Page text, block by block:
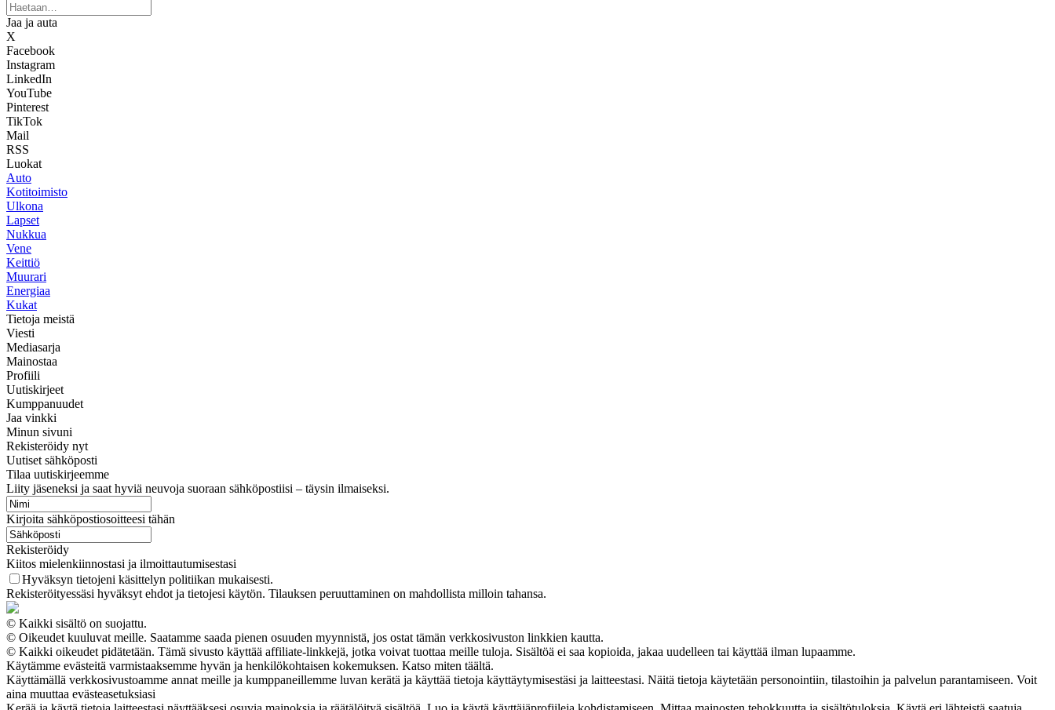
Jaa ja auta
X
Facebook
Instagram
LinkedIn
YouTube
Pinterest
TikTok
Mail
RSS
Luokat
Auto
Kotitoimisto
Ulkona
Lapset
Nukkua
Vene
Keittiö
Muurari
Energiaa
Kukat
Tietoja meistä
Viesti
Mediasarja
Mainostaa
Profiili
Uutiskirjeet
Kumppanuudet
Jaa vinkki
Minun sivuni
Rekisteröidy nyt
Uutiset sähköposti
Tilaa uutiskirjeemme
Liity jäseneksi ja saat hyviä neuvoja suoraan sähköpostiisi – täysin ilmaiseksi.
Kirjoita sähköpostiosoitteesi tähän
Rekisteröidy
Kiitos mielenkiinnostasi ja ilmoittautumisestasi
Hyväksyn tietojeni käsittelyn politiikan mukaisesti.
Rekisteröityessäsi hyväksyt ehdot ja tietojesi käytön. Tilauksen peruuttaminen on mahdollista milloin tahansa.
© Kaikki sisältö on suojattu.
© Oikeudet kuuluvat meille. Saatamme saada pienen osuuden myynnistä, jos ostat tämän verkkosivuston linkkien kautta.
© Kaikki oikeudet pidätetään. Tämä sivusto käyttää affiliate-linkkejä, jotka voivat tuottaa meille tuloja. Sisältöä ei saa kopioida, jakaa uudelleen tai käyttää ilman lupaamme.
Käytämme evästeitä varmistaaksemme hyvän ja henkilökohtaisen kokemuksen. Katso miten täältä.
Käyttämällä verkkosivustoamme annat meille ja kumppaneillemme luvan kerätä ja käyttää tietoja käyttäytymisestäsi ja laitteestasi. Näitä tietoja käytetään personointiin, tilastoihin ja palvelun parantamiseen. Voit
aina muuttaa evästeasetuksiasi